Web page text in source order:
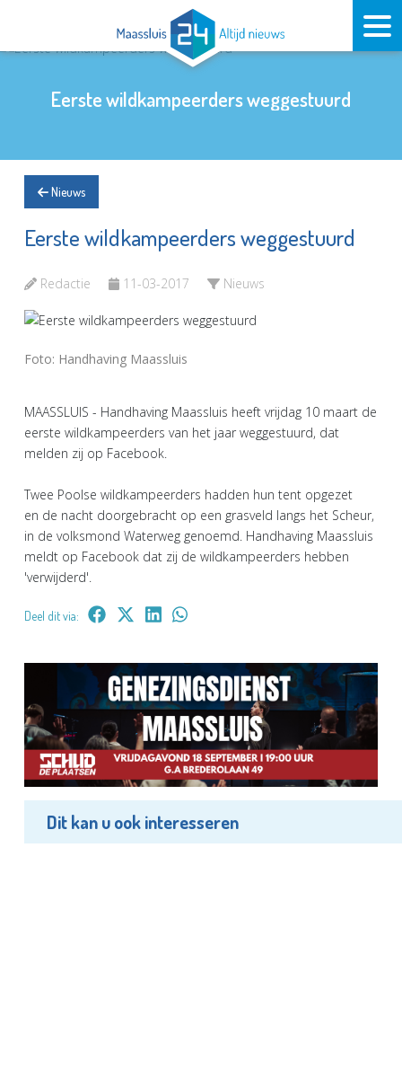
Eerste wildkampeerders weggestuurd
Nieuws
Eerste wildkampeerders weggestuurd
Redactie 11-03-2017 Nieuws
Foto: Handhaving Maassluis
MAASSLUIS - Handhaving Maassluis heeft vrijdag 10 maart de
eerste wildkampeerders van het jaar weggestuurd, dat
melden zij op Facebook.
Twee Poolse wildkampeerders hadden hun tent opgezet
en de nacht doorgebracht op een grasveld langs het Scheur,
in de volksmond Waterweg genoemd. Handhaving Maassluis
meldt op Facebook dat zij de wildkampeerders hebben
'verwijderd'.
Deel dit via:
Dit kan u ook interesseren